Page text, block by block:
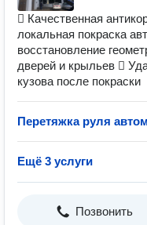
 Качественная
локальная покраска
восстановление
дверей и крыльев 
кузова после покраски
Перетяжка руля
Ещё 3 услуги
Позвонить